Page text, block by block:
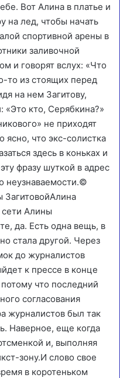
Вот Алина в платье и
на лед, чтобы начать
спортивной арены в
заливочной
и говорят вслух: «Что
то из стоящих перед
на нем Загитову,
«Это кто, Серябкина?»
не приходят
что экс-солистка
здесь в коньках и
фразу шуткой в адрес
неузнаваемости.©
Алина
Алины
да. Есть одна вещь, в
стала другой. Через
до журналистов
к прессе в конце
что последний
согласования
журналистов был так
Наверное, еще когда
и, выполняя
зону.И слово свое
в коротеньком